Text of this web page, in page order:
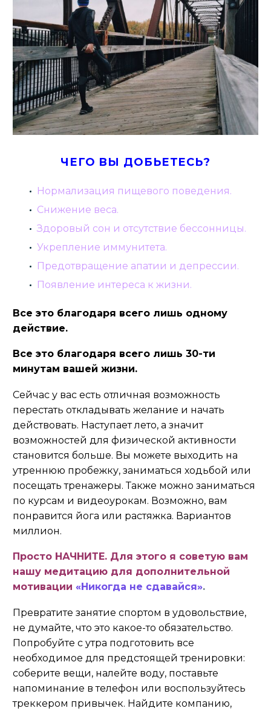
ЧЕГО ВЫ ДОБЬЕТЕСЬ?
Нормализация пищевого поведения.
Снижение веса.
Здоровый сон и отсутствие бессонницы.
Укрепление иммунитета.
Предотвращение апатии и депрессии.
Появление интереса к жизни.
Все это благодаря всего лишь одному
действие.
Все это благодаря всего лишь 30-ти
минутам вашей жизни.
Сейчас у вас есть отличная возможность
перестать откладывать желание и начать
действовать. Наступает лето, а значит
возможностей для физической активности
становится больше. Вы можете выходить на
утреннюю пробежку, заниматься ходьбой или
посещать тренажеры. Также можно заниматься
по курсам и видеоурокам. Возможно, вам
понравится йога или растяжка. Вариантов
миллион.
Просто НАЧНИТЕ. Для этого я советую вам
нашу медитацию для дополнительной
мотивации «Никогда не сдавайся».
Превратите занятие спортом в удовольствие,
не думайте, что это какое-то обязательство.
Попробуйте с утра подготовить все
необходимое для предстоящей тренировки:
соберите вещи, налейте воду, поставьте
напоминание в телефон или воспользуйтесь
треккером привычек. Найдите компанию,